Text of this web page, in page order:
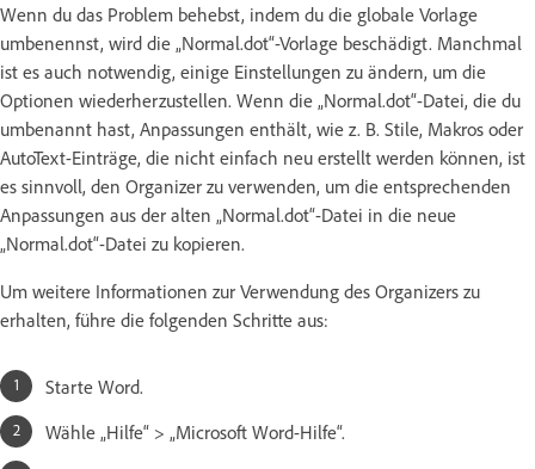
Wenn du das Problem behebst, indem du die globale Vorlage
umbenennst, wird die „Normal.dot“-Vorlage beschädigt. Manchmal
ist es auch notwendig, einige Einstellungen zu ändern, um die
Optionen wiederherzustellen. Wenn die „Normal.dot“-Datei, die du
umbenannt hast, Anpassungen enthält, wie z. B. Stile, Makros oder
AutoText-Einträge, die nicht einfach neu erstellt werden können, ist
es sinnvoll, den Organizer zu verwenden, um die entsprechenden
Anpassungen aus der alten „Normal.dot“-Datei in die neue
„Normal.dot“-Datei zu kopieren.
Um weitere Informationen zur Verwendung des Organizers zu
erhalten, führe die folgenden Schritte aus:
Starte Word.
Wähle „Hilfe“ > „Microsoft Word-Hilfe“.